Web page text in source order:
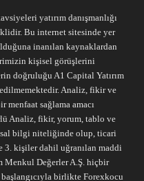
yatırım danışmanlığı
Bu internet sitesinde yer
inanılan kaynaklardan
kişisel görüşlerini
doğruluğu A1 Capital Yatırım
Analiz, fikir ve
sağlama amacı
Analiz, fikir, yorum, tablo ve
bilgi niteliğinde olup, ticari
3. kişiler dahil uğranılan maddi
Menkul Değerler A.Ş. hiçbir
birlikte Forexkocu